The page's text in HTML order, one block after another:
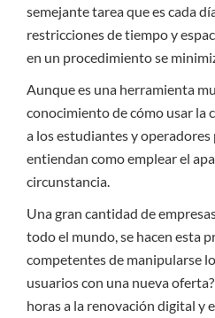
semejante tarea que es cada
restricciones de tiempo y
en un procedimiento se
Aunque es una herramienta
conocimiento de cómo usar la
a los estudiantes y
entiendan como emplear el
circunstancia.
Una gran cantidad de
todo el mundo, se hacen esta
competentes de manipularse
usuarios con una nueva
horas a la renovación digital y